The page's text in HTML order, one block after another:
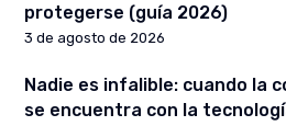
protegerse (guía 2026)
3 de agosto de 2026
Nadie es infalible: cuando la
se encuentra con la